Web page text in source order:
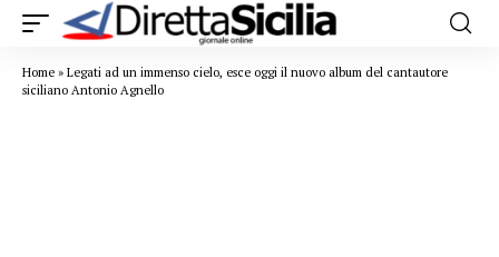
Home » Legati ad un immenso cielo, esce oggi il nuovo album del cantautore
siciliano Antonio Agnello